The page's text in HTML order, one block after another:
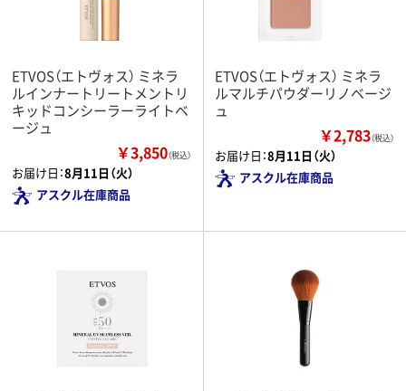
ETVOS（エトヴォス） ミネラ
ルインナートリートメントリ
キッドコンシーラーライトベ
ージュ
￥3,850（税込）
お届け日：8月11日（火）
アスクル在庫商品
ETVOS（エトヴォス） ミネラ
ルマルチパウダーリノベージ
ュ
￥2,783（税込）
お届け日：8月11日（火）
アスクル在庫商品